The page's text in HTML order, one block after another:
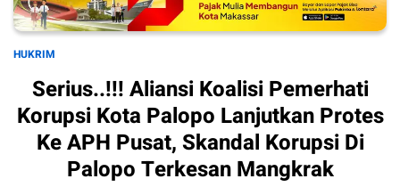
HUKRIM
Serius..!!! Aliansi Koalisi Pemerhati
Korupsi Kota Palopo Lanjutkan Protes
Ke APH Pusat, Skandal Korupsi Di
Palopo Terkesan Mangkrak